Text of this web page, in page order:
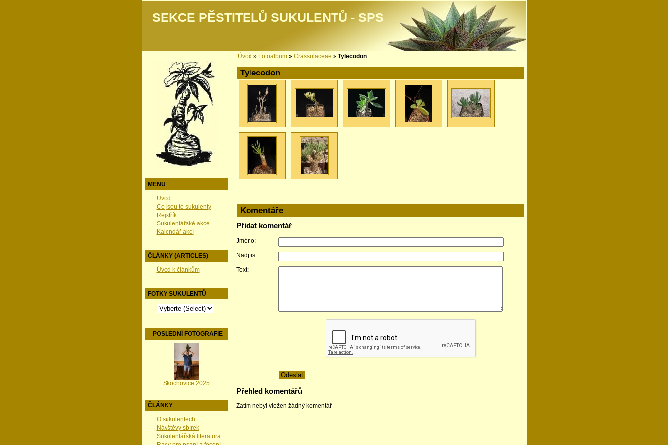
SEKCE PĚSTITELŮ SUKULENTŮ - SPS
MENU
Úvod
Co jsou to sukulenty
Rejstřík
Sukulentářské akce
Kalendář akcí
ČLÁNKY (ARTICLES)
Úvod k článkům
FOTKY SUKULENTŮ
POSLEDNÍ FOTOGRAFIE
Skochovice 2025
ČLÁNKY
O sukulentech
Návštěvy sbírek
Sukulentářská literatura
Úvod » Fotoalbum» Crassulaceae » Tylecodon
Tylecodon
Komentáře
Přidat komentář
Jméno:
Nadpis:
Text:
Přehled komentářů
Zatím nebyl vložen žádný komentář